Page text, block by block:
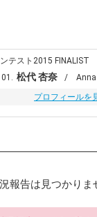
テスト2015 FINALIST
01. 松代 杏奈
/ Anna
プロフィールを
報告は見つかりま